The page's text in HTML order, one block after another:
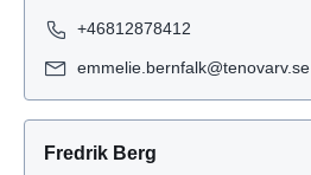
+46812878412
emmelie.bernfalk@tenovarv.se
Fredrik Berg